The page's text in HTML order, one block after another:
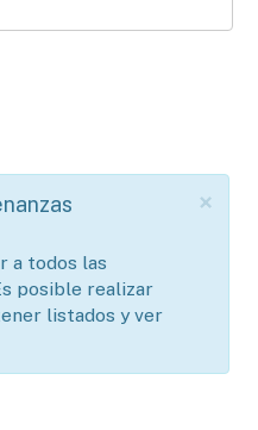
×
a todos las
posible realizar
listados y ver